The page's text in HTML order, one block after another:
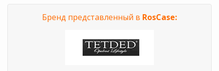
Бренд представленный в RosCase: